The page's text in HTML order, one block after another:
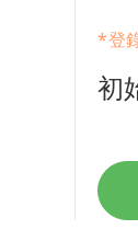
*登
初